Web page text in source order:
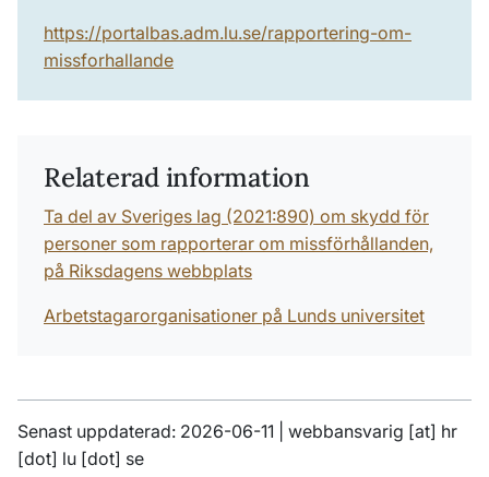
https://portalbas.adm.lu.se/rapportering-om-
missforhallande
Relaterad information
Ta del av Sveriges lag (2021:890) om skydd för
personer som rapporterar om missförhållanden,
på Riksdagens webbplats
Arbetstagarorganisationer på Lunds universitet
Senast uppdaterad: 2026-06-11 | webbansvarig [at] hr
[dot] lu [dot] se